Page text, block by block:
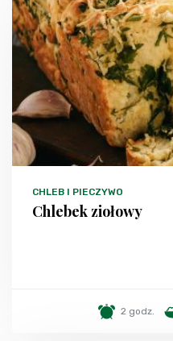
CHLEB I PIECZYWO
Chlebek ziołowy
2 godz.